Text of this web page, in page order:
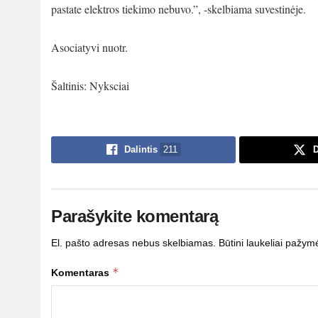
pastate elektros tiekimo nebuvo.”, -skelbiama suvestinėje.
Asociatyvi nuotr.
Šaltinis: Nyksciai
Dalintis 211
Parašykite komentarą
El. pašto adresas nebus skelbiamas. Būtini laukeliai
Komentaras *